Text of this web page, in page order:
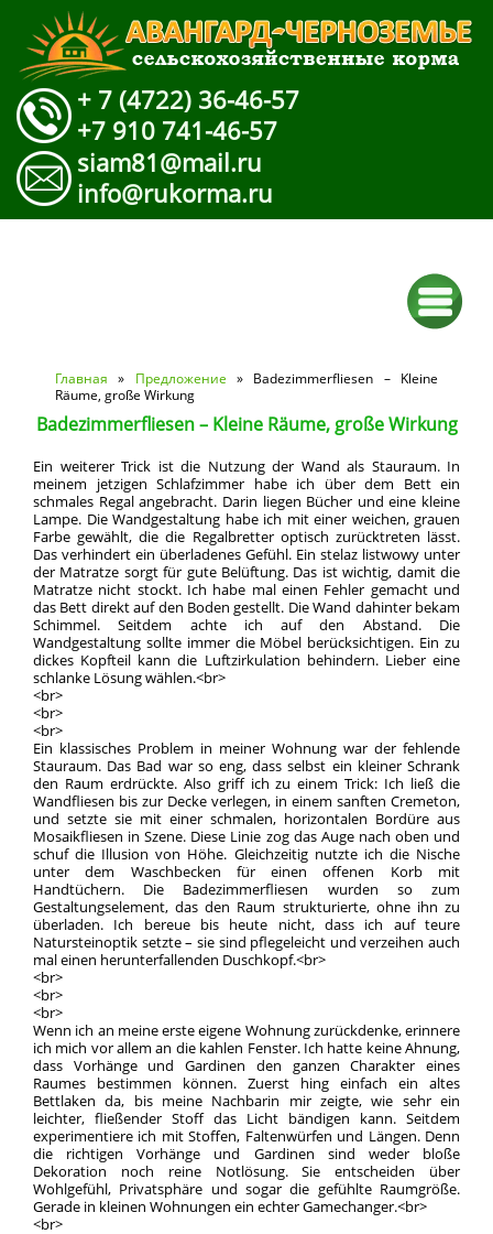
+ 7 (4722) 36-46-57
+7 910 741-46-57
siam81@mail.ru
info@rukorma.ru
Вы здесь
Главная » Предложение » Badezimmerfliesen – Kleine
Räume, große Wirkung
Badezimmerfliesen – Kleine Räume, große Wirkung
Ein weiterer Trick ist die Nutzung der Wand als Stauraum. In
meinem jetzigen Schlafzimmer habe ich über dem Bett ein
schmales Regal angebracht. Darin liegen Bücher und eine kleine
Lampe. Die Wandgestaltung habe ich mit einer weichen, grauen
Farbe gewählt, die die Regalbretter optisch zurücktreten lässt.
Das verhindert ein überladenes Gefühl. Ein stelaz listwowy unter
der Matratze sorgt für gute Belüftung. Das ist wichtig, damit die
Matratze nicht stockt. Ich habe mal einen Fehler gemacht und
das Bett direkt auf den Boden gestellt. Die Wand dahinter bekam
Schimmel. Seitdem achte ich auf den Abstand. Die
Wandgestaltung sollte immer die Möbel berücksichtigen. Ein zu
dickes Kopfteil kann die Luftzirkulation behindern. Lieber eine
schlanke Lösung wählen.<br>
<br>
<br>
<br>
Ein klassisches Problem in meiner Wohnung war der fehlende
Stauraum. Das Bad war so eng, dass selbst ein kleiner Schrank
den Raum erdrückte. Also griff ich zu einem Trick: Ich ließ die
Wandfliesen bis zur Decke verlegen, in einem sanften Cremeton,
und setzte sie mit einer schmalen, horizontalen Bordüre aus
Mosaikfliesen in Szene. Diese Linie zog das Auge nach oben und
schuf die Illusion von Höhe. Gleichzeitig nutzte ich die Nische
unter dem Waschbecken für einen offenen Korb mit
Handtüchern. Die Badezimmerfliesen wurden so zum
Gestaltungselement, das den Raum strukturierte, ohne ihn zu
überladen. Ich bereue bis heute nicht, dass ich auf teure
Natursteinoptik setzte – sie sind pflegeleicht und verzeihen auch
mal einen herunterfallenden Duschkopf.<br>
<br>
<br>
<br>
Wenn ich an meine erste eigene Wohnung zurückdenke, erinnere
ich mich vor allem an die kahlen Fenster. Ich hatte keine Ahnung,
dass Vorhänge und Gardinen den ganzen Charakter eines
Raumes bestimmen können. Zuerst hing einfach ein altes
Bettlaken da, bis meine Nachbarin mir zeigte, wie sehr ein
leichter, fließender Stoff das Licht bändigen kann. Seitdem
experimentiere ich mit Stoffen, Faltenwürfen und Längen. Denn
die richtigen Vorhänge und Gardinen sind weder bloße
Dekoration noch reine Notlösung. Sie entscheiden über
Wohlgefühl, Privatsphäre und sogar die gefühlte Raumgröße.
Gerade in kleinen Wohnungen ein echter Gamechanger.<br>
<br>